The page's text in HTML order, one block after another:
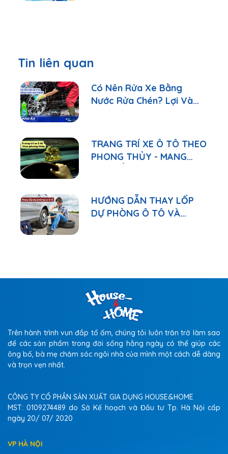
Tin liên quan
Có Nên Rửa Xe Bằng
Nước Rửa Chén? Lợi Và
TRANG TRÍ XE Ô TÔ THEO
PHONG THỦY - MANG
HƯỚNG DẪN THAY LỐP
DỰ PHÒNG Ô TÔ VÀ
Trên hành trình vun đắp tổ ấm, chúng tôi luôn trăn trở làm sao
để các sản phẩm trong đời sống hằng ngày có thể giúp các
ông bố, bà mẹ chăm sóc ngôi nhà của mình một cách dễ dàng
và trọn vẹn nhất.
CÔNG TY CỔ PHẦN SẢN XUẤT GIA DỤNG HOUSE&HOME
MST: 0109274489 do Sở Kế hoạch và Đầu tư Tp. Hà Nội cấp
ngày 20/ 07/ 2020
VP HÀ NỘI